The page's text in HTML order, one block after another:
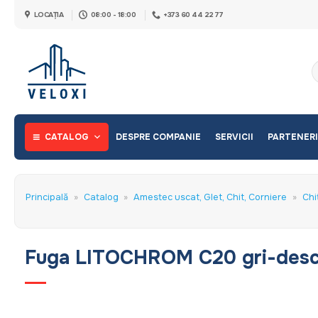
LOCAȚIA 08:00 - 18:00 +373 60 44 22 77
CATALOG DESPRE COMPANIE SERVICII PARTENERI
Principală » Catalog » Amestec uscat, Glet, Chit, Corniere »
Fuga LITOCHROM C20 gri-